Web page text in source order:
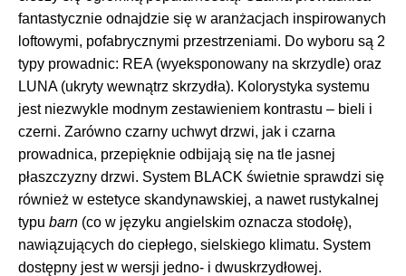
fantastycznie odnajdzie się w aranżacjach inspirowanych
loftowymi, pofabrycznymi przestrzeniami. Do wyboru są 2
typy prowadnic: REA (wyeksponowany na skrzydle) oraz
LUNA (ukryty wewnątrz skrzydła). Kolorystyka systemu
jest niezwykle modnym zestawieniem kontrastu – bieli i
czerni. Zarówno czarny uchwyt drzwi, jak i czarna
prowadnica, przepięknie odbijają się na tle jasnej
płaszczyzny drzwi. System BLACK świetnie sprawdzi się
również w estetyce skandynawskiej, a nawet rustykalnej
typu barn (co w języku angielskim oznacza stodołę),
nawiązujących do ciepłego, sielskiego klimatu. System
dostępny jest w wersji jedno- i dwuskrzydłowej.